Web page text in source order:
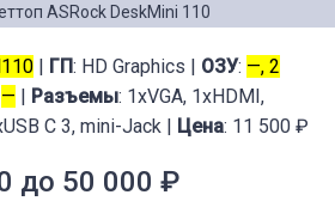
ASRock DeskMini 110
ГП: HD Graphics | ОЗУ: —, 2
— Разъемы: 1xVGA, 1xHDMI,
C 3, mini-Jack |
Цена: 11 500 ₽
до 50 000 ₽